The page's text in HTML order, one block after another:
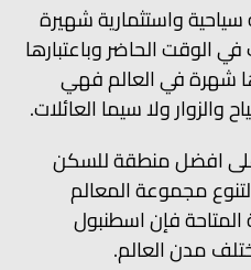
واستثمارية شهيرة
الوقت الحاضر وباعتبارها
شهرة في العالم فهي
ولا سيما العائلات.
افضل منطقة للسكن
مجموعة المعالم
المتاحة فإن اسطنبول
مدن العالم.